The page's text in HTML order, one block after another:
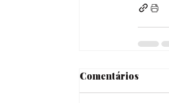
Comentários